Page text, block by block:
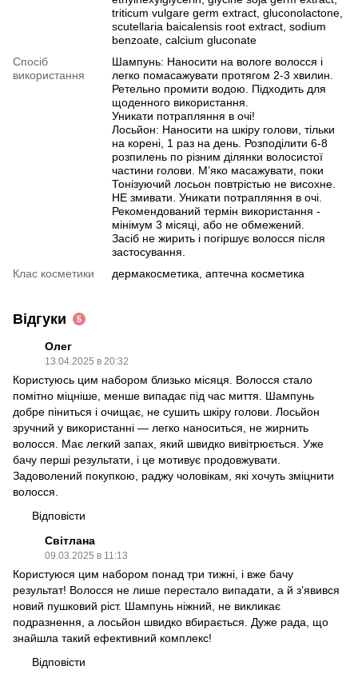
triticum vulgare germ extract, gluconolactone,
scutellaria baicalensis root extract, sodium
benzoate, calcium gluconate
Спосіб
використання
Шампунь: Наносити на вологе волосся і
легко помасажувати протягом 2-3 хвилин.
Ретельно промити водою. Підходить для
щоденного використання.
Уникати потрапляння в очі!
Лосьйон: Наносити на шкіру голови, тільки
на корені, 1 раз на день. Розподілити 6-8
розпилень по різним ділянки волосистої
частини голови. М’яко масажувати, поки
Тонізуючий лосьон повтрістью не висохне.
НЕ змивати. Уникати потрапляння в очі.
Рекомендований термін використання -
мінімум 3 місяці, або не обмежений.
Засіб не жирить і погіршує волосся після
застосування.
Клас косметики
дермакосметика, аптечна косметика
Відгуки 5
Олег
13.04.2025 в 20:32
Користуюсь цим набором близько місяця. Волосся стало
помітно міцніше, менше випадає під час миття. Шампунь
добре піниться і очищає, не сушить шкіру голови. Лосьйон
зручний у використанні — легко наноситься, не жирнить
волосся. Має легкий запах, який швидко вивітрюється. Уже
бачу перші результати, і це мотивує продовжувати.
Задоволений покупкою, раджу чоловікам, які хочуть зміцнити
волосся.
Відповісти
Світлана
09.03.2025 в 11:13
Користуюся цим набором понад три тижні, і вже бачу
результат! Волосся не лише перестало випадати, а й з’явився
новий пушковий ріст. Шампунь ніжний, не викликає
подразнення, а лосьйон швидко вбирається. Дуже рада, що
знайшла такий ефективний комплекс!
Відповісти